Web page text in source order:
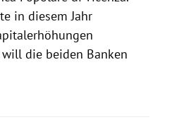
in diesem Jahr
die beiden Banken